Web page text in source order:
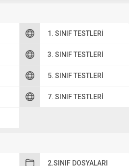
1. SINIF TESTLERI
3. SINIF TESTLERI
5. SINIF TESTLERI
7. SINIF TESTLERI
2.SINIF DOSYALARI